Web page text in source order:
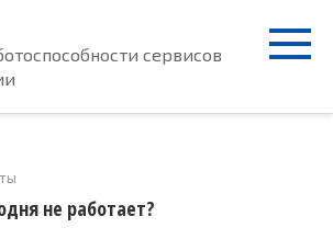
сервисов
не работает?